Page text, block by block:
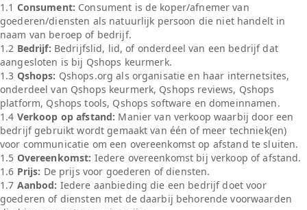
1.1 Consument: Consument is de koper/afnemer van
goederen/diensten als natuurlijk persoon die niet handelt in
naam van beroep of bedrijf.
1.2 Bedrijf: Bedrijfslid, lid, of onderdeel van een bedrijf dat
aangesloten is bij Qshops keurmerk.
1.3 Qshops: Qshops.org als organisatie en haar internetsites,
onderdeel van Qshops keurmerk, Qshops reviews, Qshops
platform, Qshops tools, Qshops software en domeinnamen.
1.4 Verkoop op afstand: Manier van verkoop waarbij door een
bedrijf gebruikt wordt gemaakt van één of meer techniek(en)
voor communicatie om een overeenkomst op afstand te sluiten.
1.5 Overeenkomst: Iedere overeenkomst bij verkoop of afstand.
1.6 Prijs: De prijs voor goederen of diensten.
1.7 Aanbod: Iedere aanbieding die een bedrijf doet voor
goederen of diensten met de daarbij behorende voorwaarden